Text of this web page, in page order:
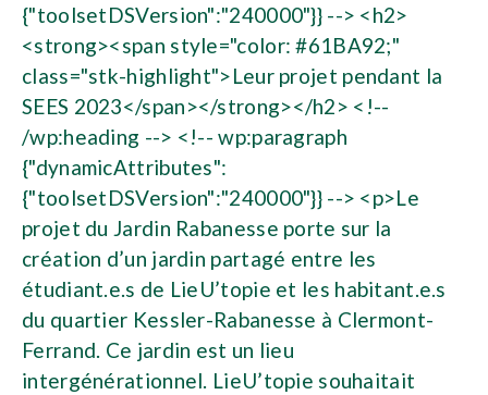
{"toolsetDSVersion":"240000"}} --> <h2>
<strong><span style="color: #61BA92;"
class="stk-highlight">Leur projet pendant la
SEES 2023</span></strong></h2> <!--
/wp:heading --> <!-- wp:paragraph
{"dynamicAttributes":
{"toolsetDSVersion":"240000"}} --> <p>Le
projet du Jardin Rabanesse porte sur la
création d’un jardin partagé entre les
étudiant.e.s de LieU’topie et les habitant.e.s
du quartier Kessler-Rabanesse à Clermont-
Ferrand. Ce jardin est un lieu
intergénérationnel. LieU’topie souhaitait